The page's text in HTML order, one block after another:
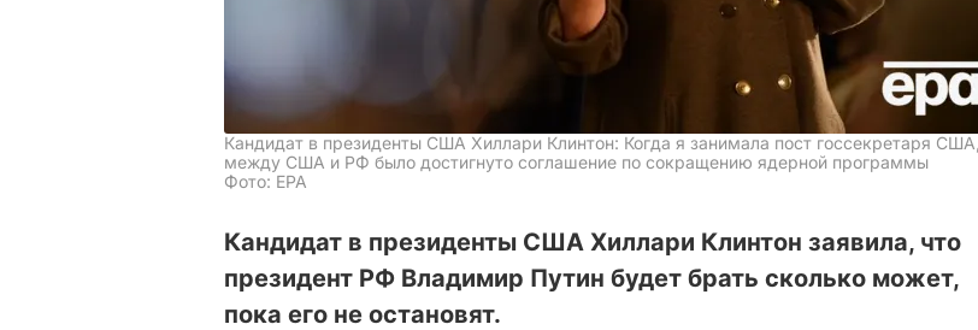
Кандидат в президенты США Хиллари Клинтон: Когда я занимала пост госсекретаря США,
между США и РФ было достигнуто соглашение по сокращению ядерной программы
Фото: EPA
Кандидат в президенты США Хиллари Клинтон заявила, что
президент РФ Владимир Путин будет брать сколько может,
пока его не остановят.